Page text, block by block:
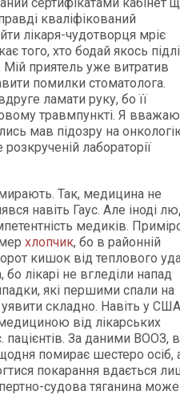
кваліфікований
лікаря-чудотворця мріє
того, хто бодай якось
приятель уже витратив
помилки стоматолога.
ламати руку, бо її
травмпункті. Я вважаю
мав підозру на
лабораторії
Так, медицина не
навіть Гаус. Але іноді
медиків.
хлопчик, бо в районній
кишок від теплового
лікарі не вгледіли напад
які першими спали на
складно. Навіть у
від лікарських
За даними ВООЗ, в
помирає шестеро осіб,
покарання вдається
судова тяганина може